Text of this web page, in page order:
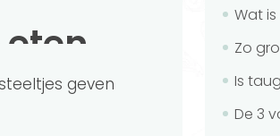
Quiz
Hoe gezond eet jij?
Bedrijf aanmelden
geven
Wat
Zo
Is
De 3